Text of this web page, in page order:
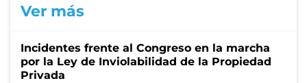
Ver más
Incidentes frente al Congreso en la marcha
por la Ley de Inviolabilidad de la Propiedad
Privada